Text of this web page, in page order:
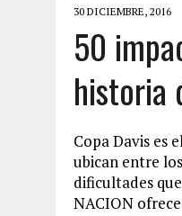
6 AGOSTO, 2026
MARRUECOS POR
30 DICIEMBRE, 2016
50
historia
Copa Davis es
ubican entre
dificultades
NACION